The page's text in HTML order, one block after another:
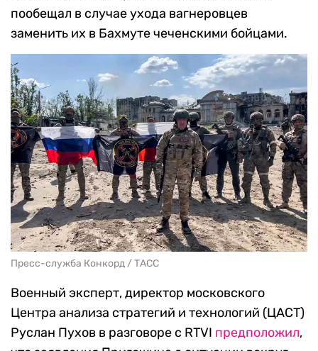
пообещал в случае ухода вагнеровцев
заменить их в Бахмуте чеченскими бойцами.
Пресс-служба Конкорд / ТАСС
Военный эксперт, директор московского
Центра анализа стратегий и технологий (ЦАСТ)
Руслан Пухов в разговоре с RTVI предположил,